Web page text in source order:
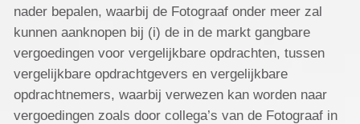
nader bepalen, waarbij de Fotograaf onder meer zal
kunnen aanknopen bij (i) de in de markt gangbare
vergoedingen voor vergelijkbare opdrachten, tussen
vergelijkbare opdrachtgevers en vergelijkbare
opdrachtnemers, waarbij verwezen kan worden naar
vergoedingen zoals door collega’s van de Fotograaf in